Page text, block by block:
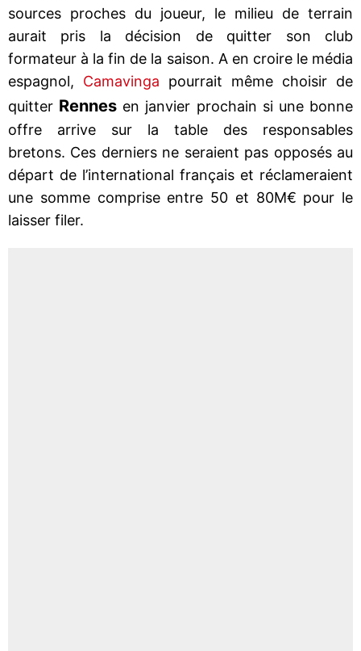
sources proches du joueur, le milieu de terrain
aurait pris la décision de quitter son club
formateur à la fin de la saison. A en croire le média
espagnol, Camavinga pourrait même choisir de
quitter Rennes en janvier prochain si une bonne
offre arrive sur la table des responsables
bretons. Ces derniers ne seraient pas opposés au
départ de l’international français et réclameraient
une somme comprise entre 50 et 80M€ pour le
laisser filer.